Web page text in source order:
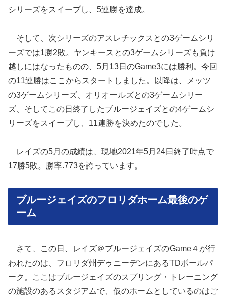
シリーズをスイープし、5連勝を達成。
そして、次シリーズのアスレチックスとの3ゲームシリ
ーズでは1勝2敗。ヤンキースとの3ゲームシリーズも負け
越しにはなったものの、5月13日のGame3には勝利。今回
の11連勝はここからスタートしました。以降は、メッツ
の3ゲームシリーズ、オリオールズとの3ゲームシリー
ズ、そしてこの日終了したブルージェイズとの4ゲームシ
リーズをスイープし、11連勝を決めたのでした。
レイズの5月の成績は、現地2021年5月24日終了時点で
17勝5敗。勝率.773を誇っています。
ブルージェイズのフロリダホーム最後のゲ
ーム
さて、この日、レイズ＠ブルージェイズのGame４が行
われたのは、フロリダ州デゥニーデンにあるTDボールパ
ーク。ここはブルージェイズのスプリング・トレーニング
の施設のあるスタジアムで、仮のホームとしているのはご